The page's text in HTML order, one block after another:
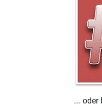
... oder